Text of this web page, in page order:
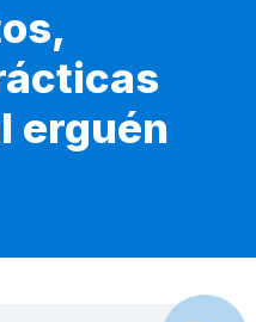
erguén